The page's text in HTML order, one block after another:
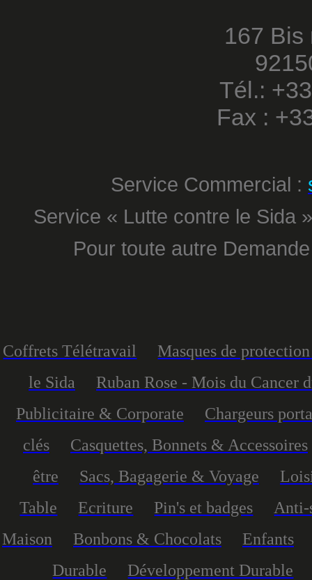
167 Bis
Tél.:
Fax :
Service Commercial :
Service « Lutte contre le Sida
Pour toute autre
Coffrets Télétravail
Masques de
le Sida
Ruban Rose - Mois du Cancer
Publicitaire & Corporate
Chargeurs
clés
Casquettes, Bonnets & Accessoires
être
Sacs, Bagagerie & Voyage
Table
Ecriture Pin's et badges
Anti-
Maison
Bonbons & Chocolats
Enfants
Durable
Développement Durable